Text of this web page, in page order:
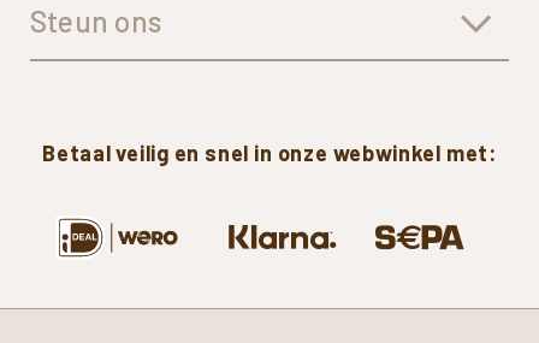
Steun ons
Betaal veilig en snel in onze webwinkel met: